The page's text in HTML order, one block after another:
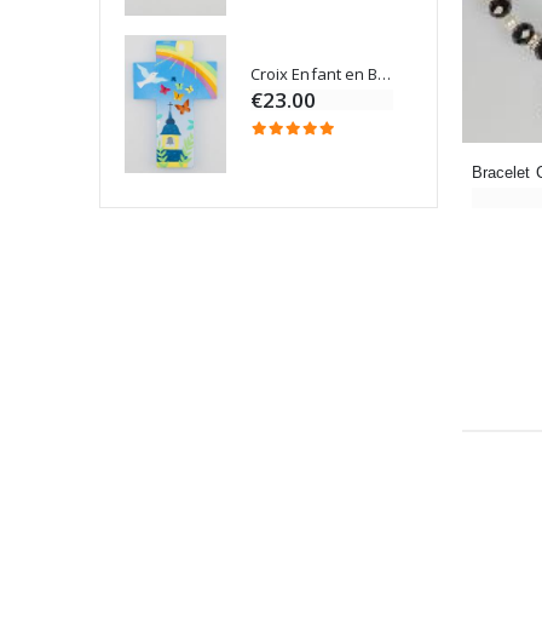
Croix Enfant en Bois Eglise Papillons et Arc-en-ciel 15 cm
€23.00